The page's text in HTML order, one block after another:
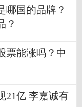
哪国的品牌？
？
票能涨吗？中
21亿 李嘉诚有